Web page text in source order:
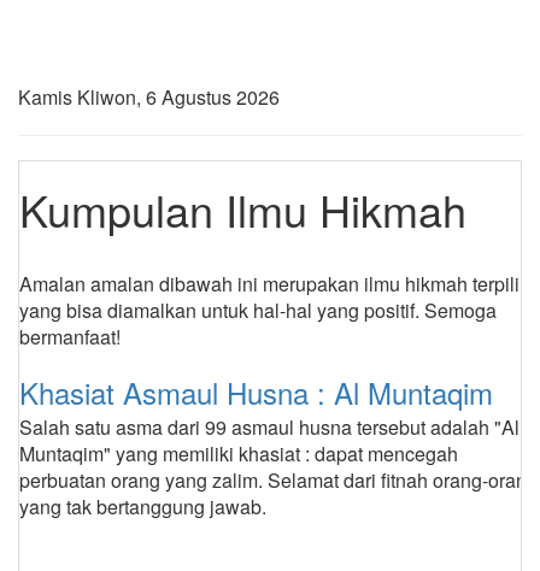
Kamis Kliwon, 6 Agustus 2026
Kumpulan Ilmu Hikmah
Amalan amalan dibawah ini merupakan ilmu hikmah terpilih
yang bisa diamalkan untuk hal-hal yang positif. Semoga
bermanfaat!
Khasiat Asmaul Husna : Al Muntaqim
Salah satu asma dari 99 asmaul husna tersebut adalah "Al
Muntaqim" yang memiliki khasiat : dapat mencegah
perbuatan orang yang zalim. Selamat dari fitnah orang-orang
yang tak bertanggung jawab.